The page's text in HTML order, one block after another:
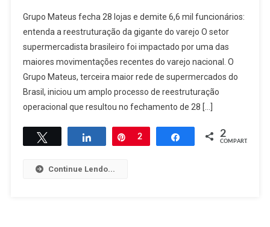
Mateus
Fecha
28
Lojas
E
Demite
6,6
Funcionários:
Veja
Motivos
Grupo Mateus fecha 28 lojas e demite 6,6 mil funcionários:
entenda a reestruturação da gigante do varejo O setor
supermercadista brasileiro foi impactado por uma das
maiores movimentações recentes do varejo nacional. O
Grupo Mateus, terceira maior rede de supermercados do
Brasil, iniciou um amplo processo de reestruturação
operacional que resultou no fechamento de 28 […]
Compartilhar
Pin
2 Compartilhar
2
COMPART.
Continue Lendo...